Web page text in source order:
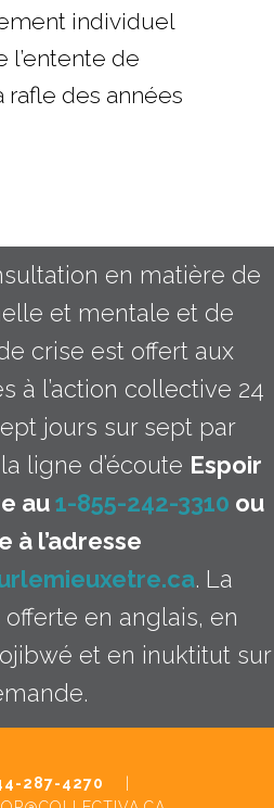
individuel
l’entente de
des années
en matière de
et mentale et de
crise est offert aux
à l’action collective 24
jours sur sept par
ligne d’écoute Espoir
au1-855-242-3310 ou
à l’adresse
. La
en anglais, en
et en inuktitut sur
287-4270 |